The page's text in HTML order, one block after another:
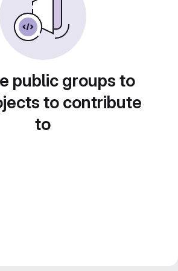
public groups to
to contribute
to